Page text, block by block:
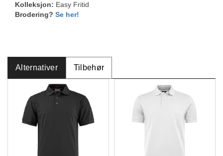
Kolleksjon: Easy Fritid
Brodering? Se her!
Alternativer Tilbehør